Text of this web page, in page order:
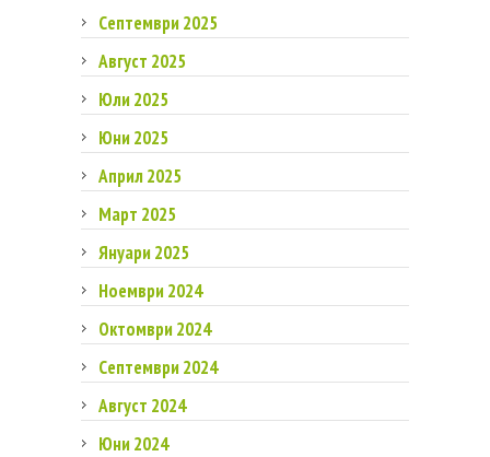
Септември 2025
Август 2025
Юли 2025
Юни 2025
Април 2025
Март 2025
Януари 2025
Ноември 2024
Октомври 2024
Септември 2024
Август 2024
Юни 2024